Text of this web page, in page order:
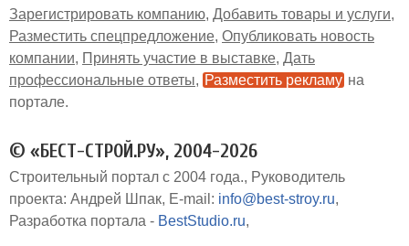
Зарегистрировать компанию Добавить товары и услуги
Разместить спецпредложение Опубликовать новость
компании
Принять участие в выставке Дать
профессиональные ответы
Разместить рекламу на
портале
© «БЕСТ-СТРОЙ.РУ», 2004-2026
Строительный портал с 2004 года.
Руководитель
проекта: Андрей Шпак E-mail: info@best-stroy.ru
Разработка портала - BestStudio.ru